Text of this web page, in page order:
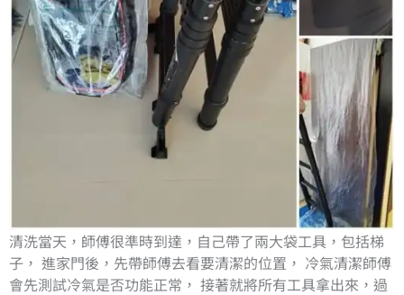
清洗當天，師傅很準時到達，自己帶了兩大袋工具，包括梯
子， 進家門後，先帶師傅去看要清潔的位置， 冷氣清潔師傅
會先測試冷氣是否功能正常， 接著就將所有工具拿出來，過